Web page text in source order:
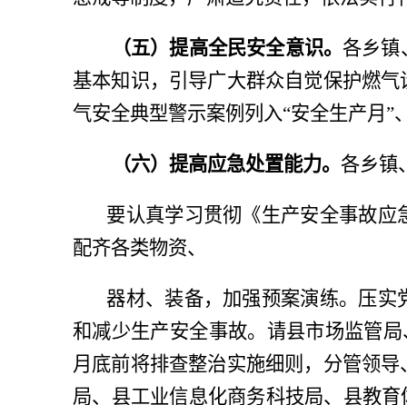
（五）提高全民安全意识。各乡镇
基本知识，引导广大群众自觉保护燃
气安全典型警示案例列入“安全生产月”
（六）提高应急处置能力。 各乡镇
要认真学习贯彻《生产安全事故
配齐各类物资、
器材、装备，加强预案演练。压
和减少生产安全事故。请县市场监管局
月底前将排查整治实施细则，分管领
局、 县工业信息化商务科技局、县教育